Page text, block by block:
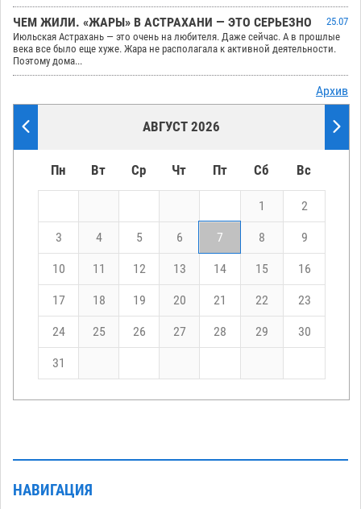
ЧЕМ ЖИЛИ. «ЖАРЫ» В АСТРАХАНИ — ЭТО СЕРЬЕЗНО
25.07
Июльская Астрахань — это очень на любителя. Даже сейчас. А в прошлые
века все было еще хуже. Жара не располагала к активной деятельности.
Поэтому дома...
Архив
АВГУСТ 2026
Пн Вт Ср Чт Пт Сб Вс
1 2
3 4 5 6 7 8 9
10 11 12 13 14 15 16
17 18 19 20 21 22 23
24 25 26 27 28 29 30
31
НАВИГАЦИЯ